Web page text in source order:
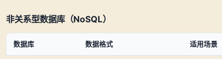
非关系型数据库（NoSQL）
数据库 数据格式 适用场景